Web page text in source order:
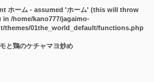
ホーム - assumed 'ホーム' (this will throw
in/home/kano777/jagaimo-
themes/01the_world_default/functions.php
と鶏のケチャマヨ炒め